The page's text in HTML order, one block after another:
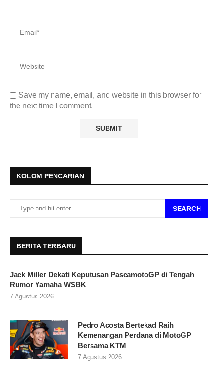
Save my name, email, and website in this browser for
the next time I comment.
KOLOM PENCARIAN
SEARCH
BERITA TERBARU
Jack Miller Dekati Keputusan PascamotoGP di Tengah
Rumor Yamaha WSBK
7 Agustus 2026
Pedro Acosta Bertekad Raih
Kemenangan Perdana di MotoGP
Bersama KTM
7 Agustus 2026